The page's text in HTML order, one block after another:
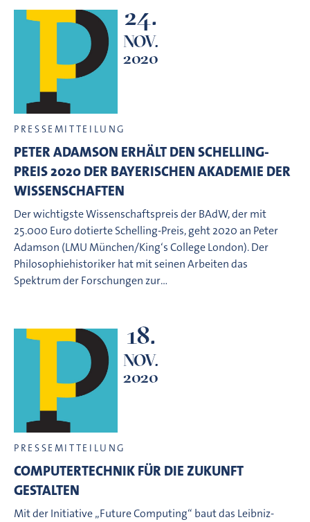
24.
NOV.
2020
PRESSEMITTEILUNG
PETER ADAMSON ERHÄLT DEN SCHELLING-
PREIS 2020 DER BAYERISCHEN AKADEMIE DER
WISSENSCHAFTEN
Der wichtigste Wissenschaftspreis der BAdW, der mit
25.000 Euro dotierte Schelling-Preis, geht 2020 an Peter
Adamson (LMU München/King‘s College London). Der
Philosophiehistoriker hat mit seinen Arbeiten das
Spektrum der Forschungen zur…
18.
NOV.
2020
PRESSEMITTEILUNG
COMPUTERTECHNIK FÜR DIE ZUKUNFT
GESTALTEN
Mit der Initiative „Future Computing“ baut das Leibniz-